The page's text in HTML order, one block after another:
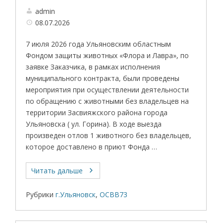
admin
08.07.2026
7 июля 2026 года Ульяновским областным
Фондом защиты животных «Флора и Лавра», по
заявке Заказчика, в рамках исполнения
муниципального контракта, были проведены
мероприятия при осуществлении деятельности
по обращению с животными без владельцев на
территории Засвияжского района города
Ульяновска ( ул. Горина). В ходе выезда
произведен отлов 1 животного без владельцев,
которое доставлено в приют Фонда …
Читать дальше
Рубрики г.Ульяновск,ОСВВ73